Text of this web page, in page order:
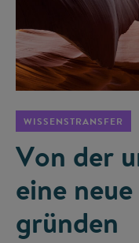
WISSENSTRANSFER
Von der
eine
gründen